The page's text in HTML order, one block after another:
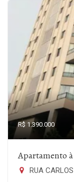
R$ 1.390.000
Apartamento
RUA CARLOS